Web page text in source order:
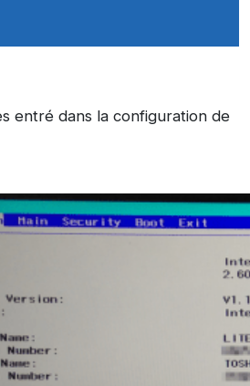
entré dans la configuration de